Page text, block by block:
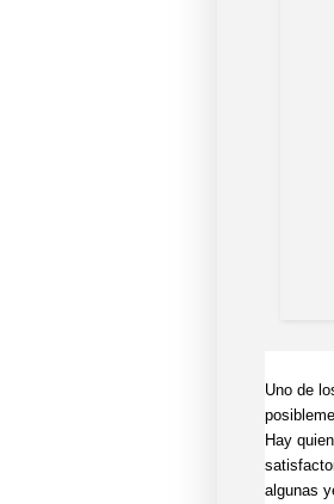
Uno de
Hay
algunas